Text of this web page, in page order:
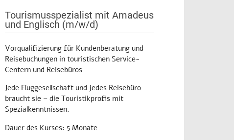
Tourismusspezialist mit Amadeus
und Englisch (m/w/d)
Vorqualifizierung für Kundenberatung und
Reisebuchungen in touristischen Service-
Centern und Reisebüros
Jede Fluggesellschaft und jedes Reisebüro
braucht sie – die Touristikprofis mit
Spezialkenntnissen.
Dauer des Kurses: 5 Monate